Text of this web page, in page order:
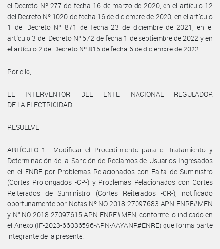
el Decreto Nº 277 de fecha 16 de marzo de 2020, en el artículo 12
del Decreto Nº 1020 de fecha 16 de diciembre de 2020, en el artículo
1 del Decreto Nº 871 de fecha 23 de diciembre de 2021, en el
artículo 3 del Decreto Nº 572 de fecha 1 de septiembre de 2022 y en
el artículo 2 del Decreto Nº 815 de fecha 6 de diciembre de 2022.
Por ello,
EL INTERVENTOR DEL ENTE NACIONAL REGULADOR
DE LA ELECTRICIDAD
RESUELVE:
ARTÍCULO 1.- Modificar el Procedimiento para el Tratamiento y
Determinación de la Sanción de Reclamos de Usuarios Ingresados
en el ENRE por Problemas Relacionados con Falta de Suministro
(Cortes Prolongados -CP-) y Problemas Relacionados con Cortes
Reiterados de Suministro (Cortes Reiterados -CR-), notificado
oportunamente por Notas Nº NO-2018-27097683-APN-ENRE#MEN
y N° NO-2018-27097615-APN-ENRE#MEN, conforme lo indicado en
el Anexo (IF-2023-66036596-APN-AAYANR#ENRE) que forma parte
integrante de la presente.